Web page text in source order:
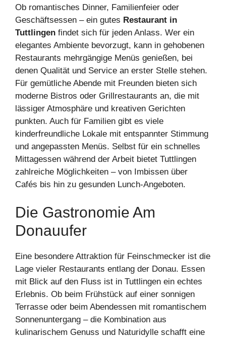
Ob romantisches Dinner, Familienfeier oder
Geschäftsessen – ein gutes Restaurant in
Tuttlingen findet sich für jeden Anlass. Wer ein
elegantes Ambiente bevorzugt, kann in gehobenen
Restaurants mehrgängige Menüs genießen, bei
denen Qualität und Service an erster Stelle stehen.
Für gemütliche Abende mit Freunden bieten sich
moderne Bistros oder Grillrestaurants an, die mit
lässiger Atmosphäre und kreativen Gerichten
punkten. Auch für Familien gibt es viele
kinderfreundliche Lokale mit entspannter Stimmung
und angepassten Menüs. Selbst für ein schnelles
Mittagessen während der Arbeit bietet Tuttlingen
zahlreiche Möglichkeiten – von Imbissen über
Cafés bis hin zu gesunden Lunch-Angeboten.
Die Gastronomie Am
Donauufer
Eine besondere Attraktion für Feinschmecker ist die
Lage vieler Restaurants entlang der Donau. Essen
mit Blick auf den Fluss ist in Tuttlingen ein echtes
Erlebnis. Ob beim Frühstück auf einer sonnigen
Terrasse oder beim Abendessen mit romantischem
Sonnenuntergang – die Kombination aus
kulinarischem Genuss und Naturidylle schafft eine